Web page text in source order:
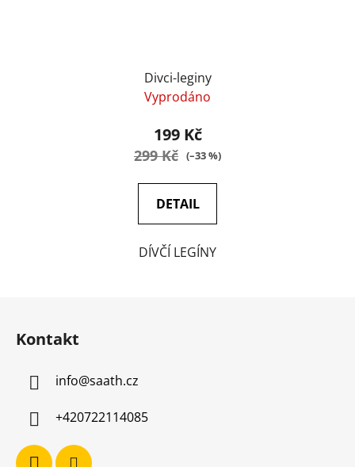
Divci-leginy
Vyprodáno
199 Kč
299 Kč (–33 %)
DETAIL
DÍVČÍ LEGÍNY
Kontakt
info@saath.cz
+420722114085